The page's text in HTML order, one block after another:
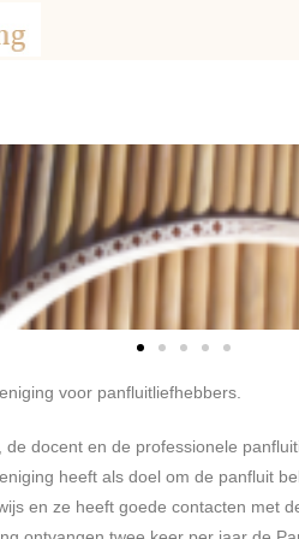
voor panfluitliefhebbers.
docent en de professionele
heeft als doel om de panfluit
en ze heeft goede contacten met